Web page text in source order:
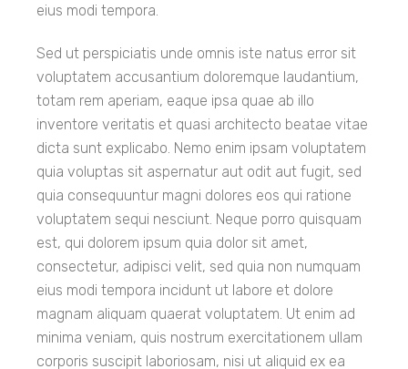
eius modi tempora.
Sed ut perspiciatis unde omnis iste natus error sit
voluptatem accusantium doloremque laudantium,
totam rem aperiam, eaque ipsa quae ab illo
inventore veritatis et quasi architecto beatae vitae
dicta sunt explicabo. Nemo enim ipsam voluptatem
quia voluptas sit aspernatur aut odit aut fugit, sed
quia consequuntur magni dolores eos qui ratione
voluptatem sequi nesciunt. Neque porro quisquam
est, qui dolorem ipsum quia dolor sit amet,
consectetur, adipisci velit, sed quia non numquam
eius modi tempora incidunt ut labore et dolore
magnam aliquam quaerat voluptatem. Ut enim ad
minima veniam, quis nostrum exercitationem ullam
corporis suscipit laboriosam, nisi ut aliquid ex ea